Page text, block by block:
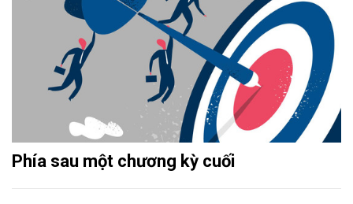
Phía sau một chương kỳ cuối